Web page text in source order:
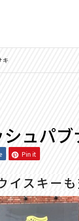
キ
ュパ
Pin it
イスキー